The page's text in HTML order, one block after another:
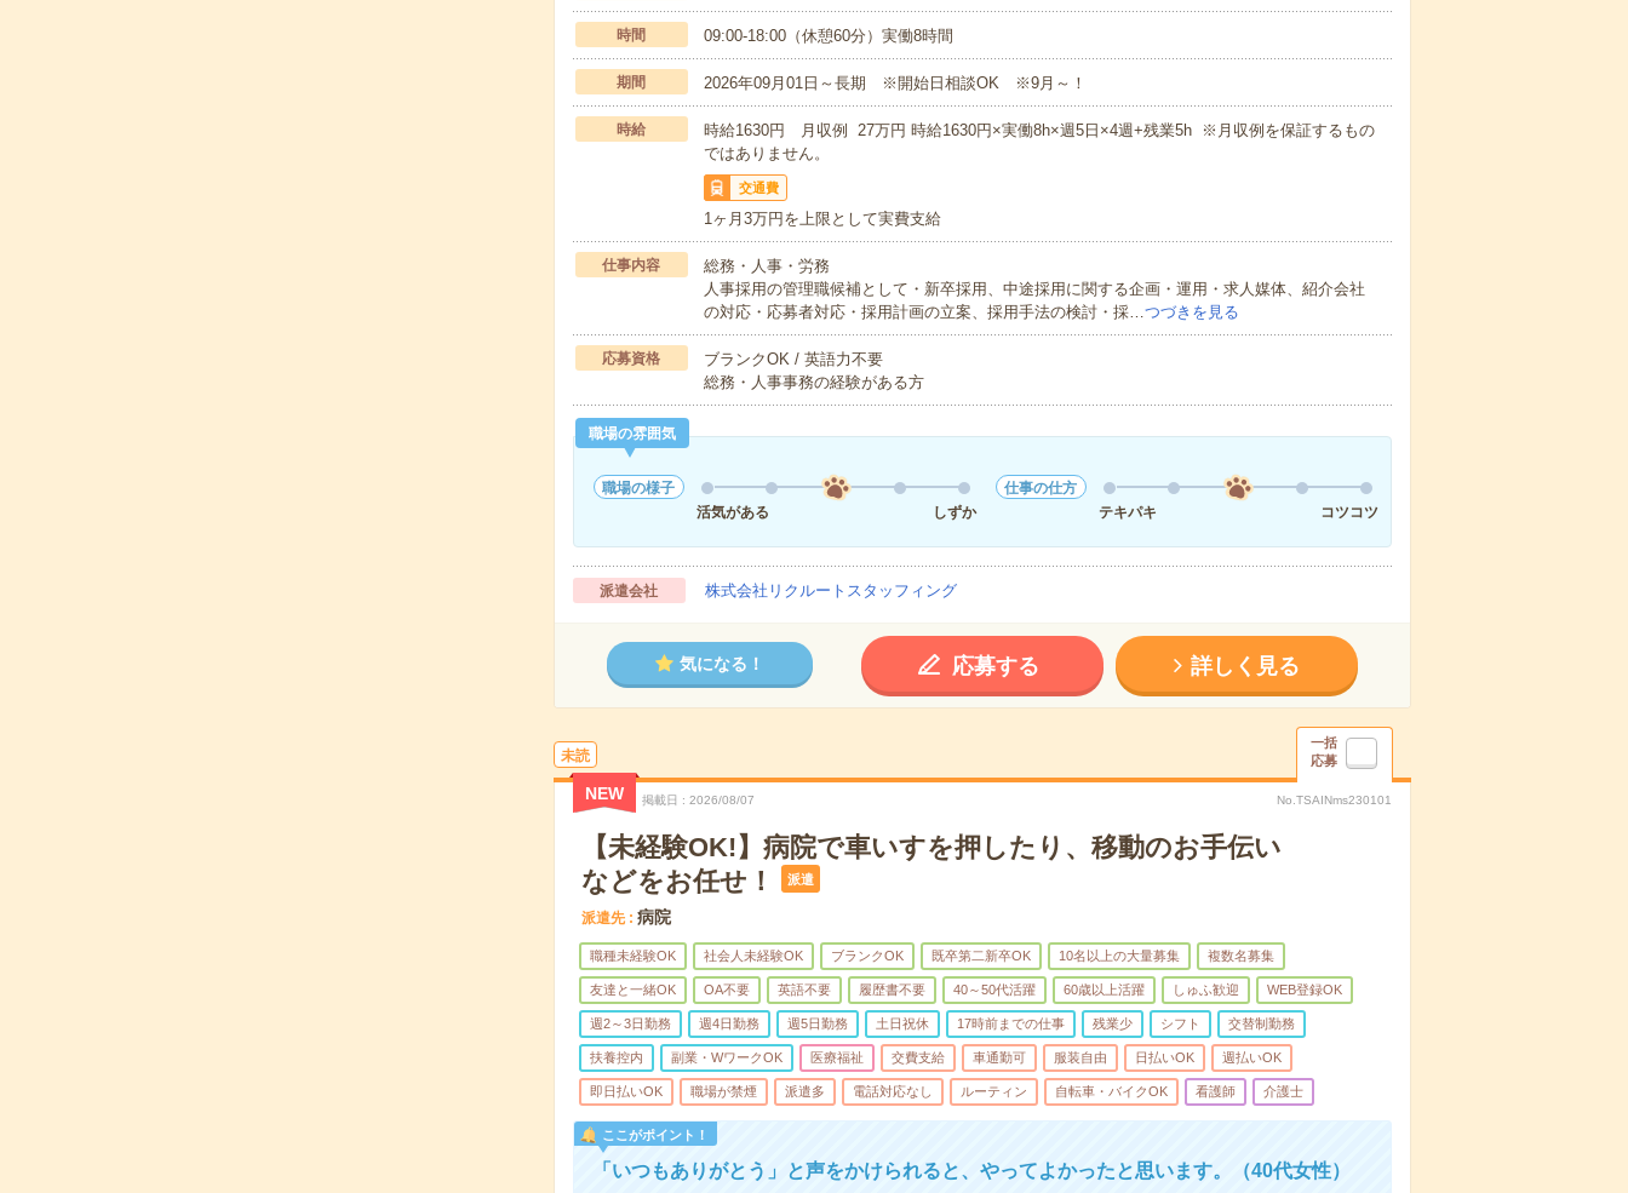
時間 09:00-18:00（休憩60分）実働8時間
期間 2026年09月01日～長期 ※開始日相談OK ※9月～！
時給
時給1630円 月収例 27万円 時給1630円×実働8h×週5日×4週+残業5h ※月収例を保証するもの
ではありません。
交通費
1ヶ月3万円を上限として実費支給
仕事内容
総務・人事・労務
人事採用の管理職候補として・新卒採用、中途採用に関する企画・運用・求人媒体、紹介会社
の対応・応募者対応・採用計画の立案、採用手法の検討・採…つづきを見る
応募資格
ブランクOK / 英語力不要
総務・人事事務の経験がある方
職場の雰囲気
職場の様子
活気がある
しずか
仕事の仕方
テキパキ
コツコツ
派遣会社 株式会社リクルートスタッフィング
気になる！ 応募する 詳しく見る
未読
一括
応募
NEW 掲載日 2026/08/07 No.TSAINms230101
【未経験OK!】病院で車いすを押したり、移動のお手伝い
などをお任せ！
派遣
派遣先 病院
職種未経験OK 社会人未経験OK ブランクOK 既卒第二新卒OK 10名以上の大量募集 複数名募集
友達と一緒OK OA不要 英語不要 履歴書不要 40～50代活躍 60歳以上活躍 しゅふ歓迎 WEB登録OK
週2～3日勤務 週4日勤務 週5日勤務 土日祝休 17時前までの仕事 残業少 シフト 交替制勤務
扶養控内 副業・WワークOK 医療福祉 交費支給 車通勤可 服装自由 日払いOK 週払いOK
即日払いOK 職場が禁煙 派遣多 電話対応なし ルーティン 自転車・バイクOK 看護師 介護士
ここがポイント！
「いつもありがとう」と声をかけられると、やってよかったと思います。（40代女性）